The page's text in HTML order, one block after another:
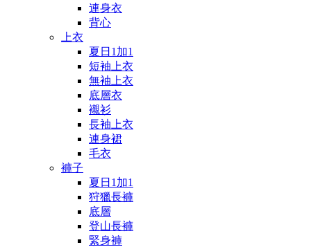
連身衣
背心
上衣
夏日1加1
短袖上衣
無袖上衣
底層衣
襯衫
長袖上衣
連身裙
毛衣
褲子
夏日1加1
狩獵長褲
底層
登山長褲
緊身褲